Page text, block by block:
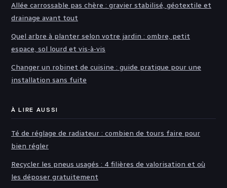
Allée carrossable pas chère : gravier stabilisé, géotextile et
drainage avant tout
Quel arbre à planter selon votre jardin : ombre, petit
espace, sol lourd et vis-à-vis
Changer un robinet de cuisine : guide pratique pour une
installation sans fuite
À LIRE AUSSI
Té de réglage de radiateur : combien de tours faire pour
bien régler
Recycler les pneus usagés : 4 filières de valorisation et où
les déposer gratuitement